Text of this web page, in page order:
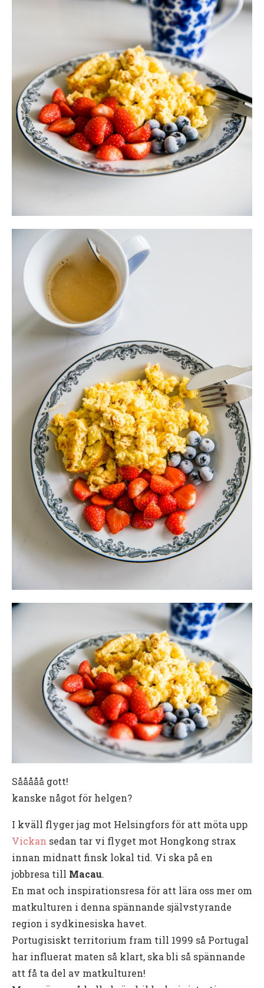
Sååååå gott!
kanske något för helgen?
I kväll flyger jag mot Helsingfors för att möta upp
Vickan sedan tar vi flyget mot Hongkong strax
innan midnatt finsk lokal tid. Vi ska på en
jobbresa till Macau.
En mat och inspirationsresa för att lära oss mer om
matkulturen i denna spännande självstyrande
region i sydkinesiska havet.
Portugisiskt territorium fram till 1999 så Portugal
har influerat maten så klart, ska bli så spännande
att få ta del av matkulturen!